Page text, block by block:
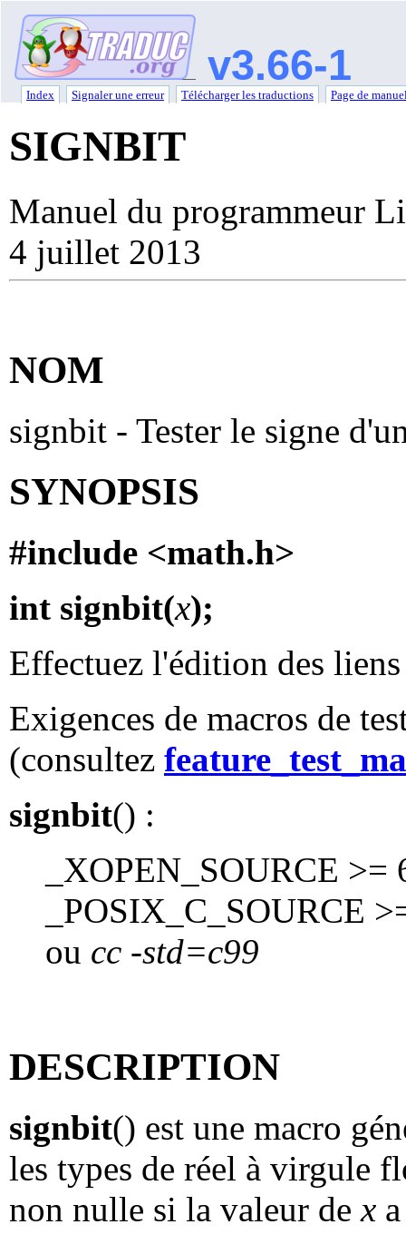
v3.66-1
Index Signaler une erreur Télécharger les traductions Page de
SIGNBIT
Manuel du programmeur
4 juillet 2013
NOM
signbit - Tester le signe
SYNOPSIS
#include <math.h>
int signbit(x);
Effectuez l'édition des
Exigences de macros de
(consultez
signbit() :
_XOPEN_SOURCE
_POSIX_C_SOURCE
ou cc -std=c99
DESCRIPTION
signbit() est une macro
les types de réel à virgule
non nulle si la valeur dex